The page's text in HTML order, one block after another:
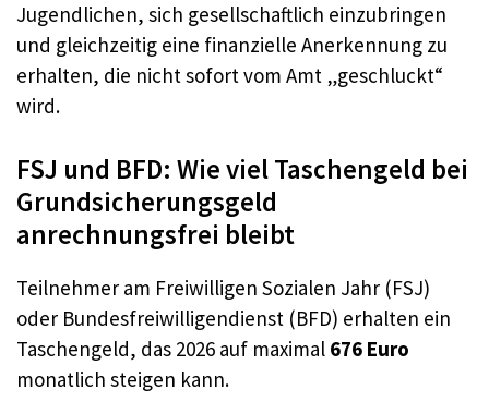
Jugendlichen, sich gesellschaftlich einzubringen
und gleichzeitig eine finanzielle Anerkennung zu
erhalten, die nicht sofort vom Amt „geschluckt“
wird.
FSJ und BFD: Wie viel Taschengeld bei
Grundsicherungsgeld
anrechnungsfrei bleibt
Teilnehmer am Freiwilligen Sozialen Jahr (FSJ)
oder Bundesfreiwilligendienst (BFD) erhalten ein
Taschengeld, das 2026 auf maximal 676 Euro
monatlich steigen kann.